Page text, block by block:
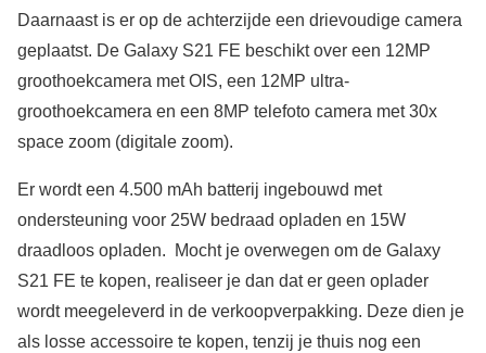
Daarnaast is er op de achterzijde een drievoudige camera
geplaatst. De Galaxy S21 FE beschikt over een 12MP
groothoekcamera met OIS, een 12MP ultra-
groothoekcamera en een 8MP telefoto camera met 30x
space zoom (digitale zoom).
Er wordt een 4.500 mAh batterij ingebouwd met
ondersteuning voor 25W bedraad opladen en 15W
draadloos opladen. Mocht je overwegen om de Galaxy
S21 FE te kopen, realiseer je dan dat er geen oplader
wordt meegeleverd in de verkoopverpakking. Deze dien je
als losse accessoire te kopen, tenzij je thuis nog een